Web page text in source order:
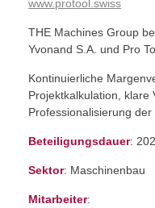
www.protool.swiss
THE Machines Group
Yvonand S.A. und Pro
Kontinuierliche
Projektkalkulation, klare
Professionalisierung
Beteiligungsdauer:
Sektor: Maschinenbau
Mitarbeiter: